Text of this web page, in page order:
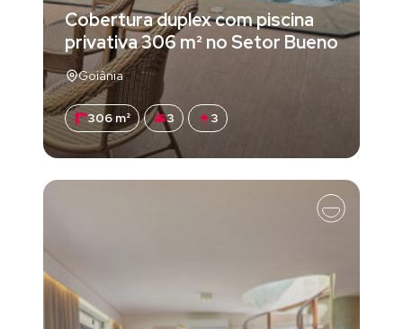
Cobertura duplex com piscina
privativa 306 m² no Setor Bueno
Goiânia
306 m² 3 3